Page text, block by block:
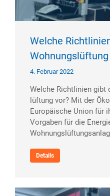
Welche
Wohnungslüftung
4. Februar 2022
Welche Richtlinien gibt
lüftung vor? Mit der
Europäische Union für
Vorgaben für die
Details